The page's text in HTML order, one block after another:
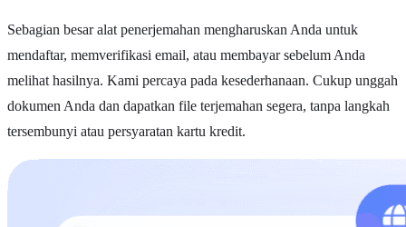
Sebagian besar alat penerjemahan mengharuskan Anda untuk
mendaftar, memverifikasi email, atau membayar sebelum Anda
melihat hasilnya. Kami percaya pada kesederhanaan. Cukup unggah
dokumen Anda dan dapatkan file terjemahan segera, tanpa langkah
tersembunyi atau persyaratan kartu kredit.